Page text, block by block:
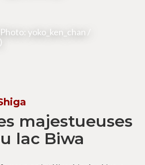
yoko_ken_chan /
majestueuses
lac Biwa